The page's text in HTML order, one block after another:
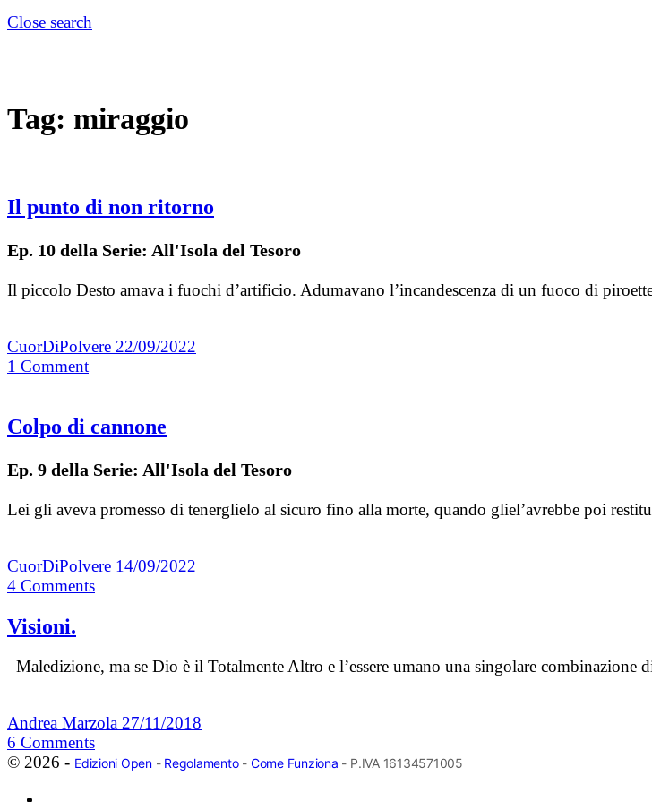
Close search
Tag: miraggio
Il punto di non ritorno
Ep. 10 della Serie: All'Isola del Tesoro
Il piccolo Desto amava i fuochi d’artificio. Adumavano l’incandescenza di un fuoco di
CuorDiPolvere 22/09/2022
1 Comment
Colpo di cannone
Ep. 9 della Serie: All'Isola del Tesoro
Lei gli aveva promesso di tenerglielo al sicuro fino alla morte, quando gliel’avrebbe poi
CuorDiPolvere 14/09/2022
4 Comments
Visioni.
Maledizione, ma se Dio è il Totalmente Altro e l’essere umano una singolare
Andrea Marzola 27/11/2018
6 Comments
© 2026 - Edizioni Open- Regolamento- Come Funziona - P.IVA 16134571005